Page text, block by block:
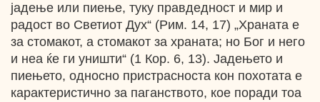
јадење или пиење, туку правдедност и мир и
радост во Светиот Дух“ (Рим. 14, 17) „Храната е
за стомакот, а стомакот за храната; но Бог и него
и неа ќе ги уништи“ (1 Кор. 6, 13). Јадењето и
пиењето, односно пристрасноста кон похотата е
карактеристично за паганството, кое поради тоа